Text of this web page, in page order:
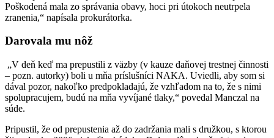
Poškodená mala zo správania obavy, hoci pri útokoch neutrpela
zranenia,“ napísala prokurátorka.
Darovala mu nôž
„V deň keď ma prepustili z väzby (v kauze daňovej trestnej činnosti
– pozn. autorky) boli u mňa príslušníci NAKA. Uviedli, aby som si
dával pozor, nakoľko predpokladajú, že vzhľadom na to, že s nimi
spolupracujem, budú na mňa vyvíjané tlaky,“ povedal Manczal na
súde.
Pripustil, že od prepustenia až do zadržania mali s družkou, s ktorou